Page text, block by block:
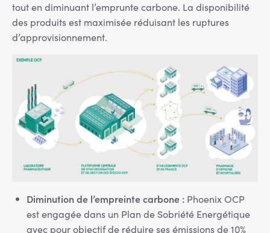
tout en diminuant l’emprunte carbone. La disponibilité
des produits est maximisée réduisant les ruptures
d’approvisionnement.
Diminution de l’empreinte carbone : Phoenix OCP
est engagée dans un Plan de Sobriété Energétique
avec pour objectif de réduire ses émissions de 10%